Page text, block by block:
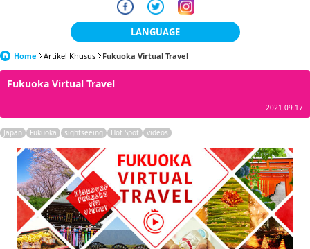
LANGUAGE
日本語
繁體中文
English
ภาษาไทย
tiéng Viêt
Home Artikel Khusus Fukuoka Virtual Travel
Fukuoka Virtual Travel
2021.09.17
Japan Fukuoka sightseeing Hot Spot videos